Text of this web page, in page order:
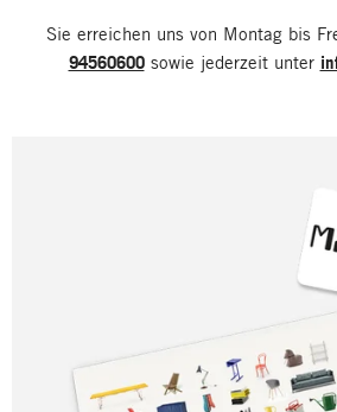
Sie erreichen uns von Montag bis
94560600sowie jederzeit unter